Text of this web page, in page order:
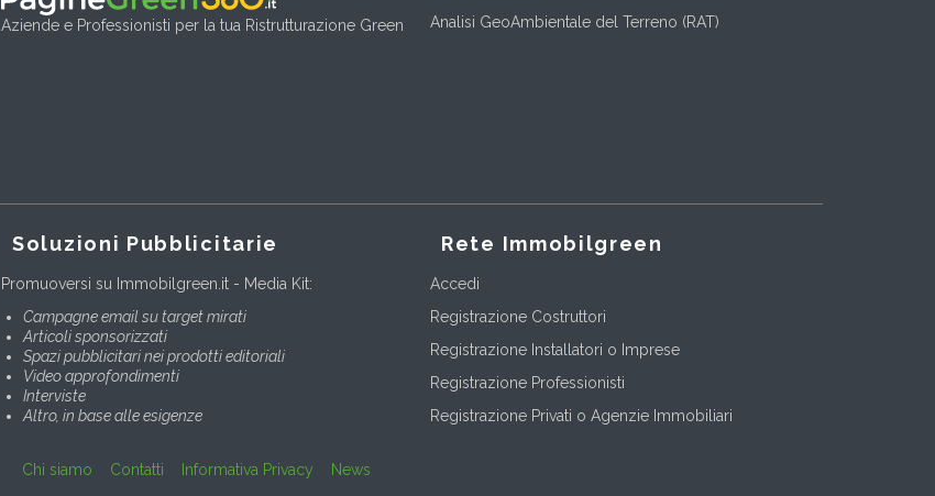
Aziende e Professionisti per la tua Ristrutturazione Green
Analisi GeoAmbientale del Terreno (RAT)
Soluzioni Pubblicitarie
Promuoversi su Immobilgreen.it - Media Kit:
Campagne email su target mirati
Articoli sponsorizzati
Spazi pubblicitari nei prodotti editoriali
Video approfondimenti
Interviste
Altro, in base alle esigenze
Rete Immobilgreen
Accedi
Registrazione Costruttori
Registrazione Installatori o Imprese
Registrazione Professionisti
Registrazione Privati o Agenzie Immobiliari
Chi siamo Contatti Informativa Privacy News